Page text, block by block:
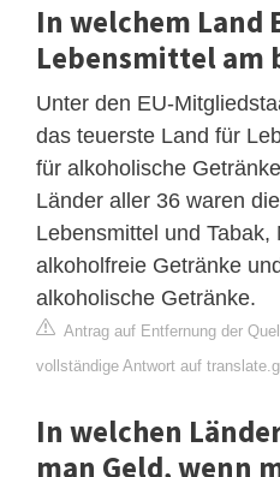
In welchem ​​Land
Lebensmittel am
Unter den EU-
das teuerste Land für
für alkoholische
Länder aller 36 waren
Lebensmittel und
alkoholfreie Getränke
alkoholische Getränke.
Antrag auf Entfernung der
vollständige Antwort auf
In welchen
man Geld, wenn